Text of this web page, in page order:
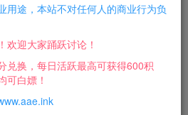
用途，本站不对任何人的商业行为负
欢迎大家踊跃讨论！
兑换，每日活跃最高可获得600积
可白嫖！